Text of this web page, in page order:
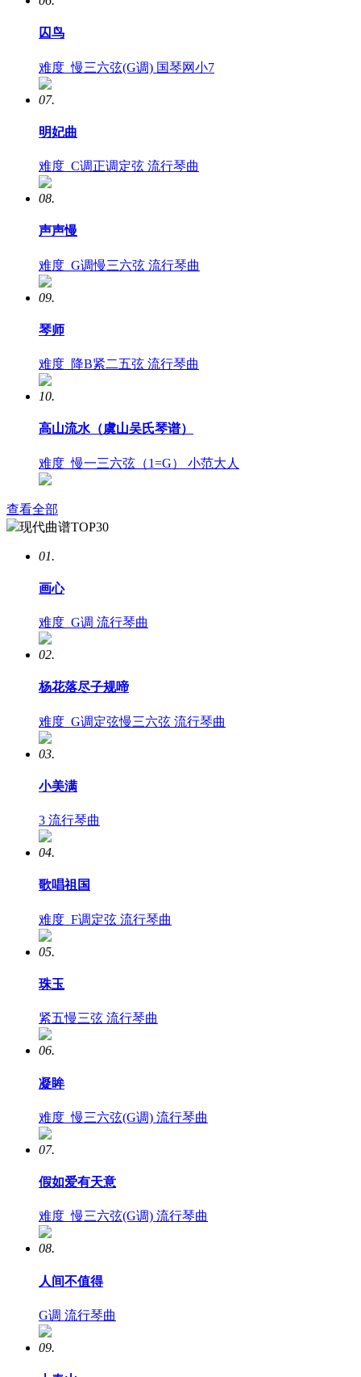
囚鸟
难度慢三六弦(G调) 国琴网小7
07.
明妃曲
难度 C调正调定弦 流行琴曲
08.
声声慢
难度 G调慢三六弦 流行琴曲
09.
琴师
难度 降B紧二五弦 流行琴曲
10.
高山流水（虞山吴氏琴谱）
难度慢一三六弦（1=G） 小范大人
查看全部
现代曲谱TOP30
01.
画心
难度 G调 流行琴曲
02.
杨花落尽子规啼
难度 G调定弦慢三六弦 流行琴曲
03.
小美满
3 流行琴曲
04.
歌唱祖国
难度 F调定弦 流行琴曲
05.
珠玉
紧五慢三弦 流行琴曲
06.
凝眸
难度慢三六弦(G调) 流行琴曲
07.
假如爱有天意
难度慢三六弦(G调) 流行琴曲
08.
人间不值得
G调 流行琴曲
09.